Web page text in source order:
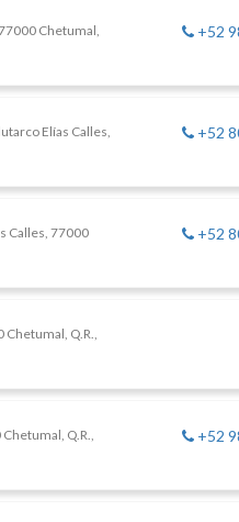
Chetumal,
+52
Elías Calles,
+52
Calles, 77000
+52
Q.R.,
Q.R.,
+52